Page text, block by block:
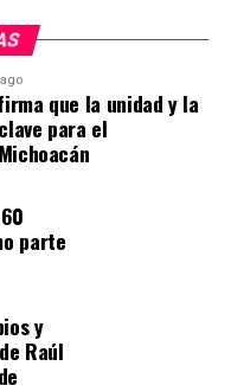
que la unidad y la
para el
parte
y
Raúl